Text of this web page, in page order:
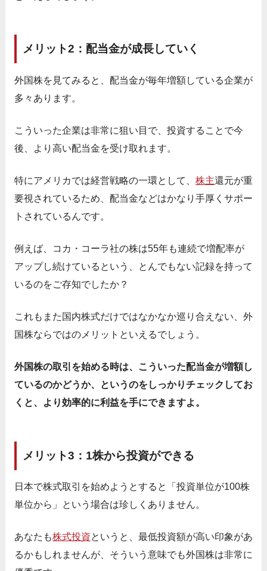
メリット2：配当金が成長していく
外国株を見てみると、配当金が毎年増額している企業が
多々あります。
こういった企業は非常に狙い目で、投資することで今
後、より高い配当金を受け取れます。
特にアメリカでは経営戦略の一環として、 株主還元が重
要視されているため、配当金などはかなり手厚くサポー
トされているんです。
例えば、コカ・コーラ社の株は55年も連続で増配率が
アップし続けているという、とんでもない記録を持って
いるのをご存知でしたか？
これもまた国内株式だけではなかなか巡り合えない、外
国株ならではのメリットといえるでしょう。
外国株の取引を始める時は、こういった配当金が増額し
ているのかどうか、というのをしっかりチェックしてお
くと、より効率的に利益を手にできますよ。
メリット3：1株から投資ができる
日本で株式取引を始めようとすると「投資単位が100株
単位から」という場合は珍しくありません。
あなたも株式投資というと、最低投資額が高い印象があ
るかもしれませんが、そういう意味でも外国株は非常に